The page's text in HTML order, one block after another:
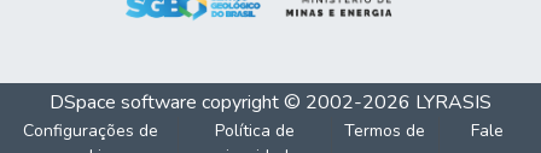
DSpace software copyright © 2002-2026 LYRASIS
Configurações de
Política de
Termos de
Fale